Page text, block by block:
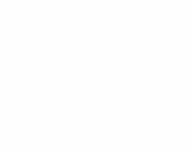
wody i
116/08 Rady